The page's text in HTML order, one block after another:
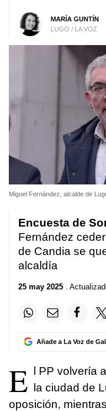
MARÍA GUNTÍN
LUGO / LA VOZ
Miguel Fernández, alcalde de
Encuesta de
Fernández
de Candia se
alcaldía
25 may 2025 .
Añade a La Voz de
E l PP volvería
la ciudad de
oposición,